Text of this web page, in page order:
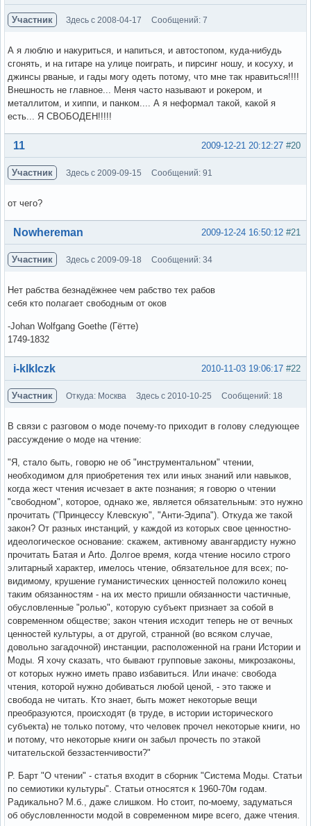
Участник Здесь с 2008-04-17 Сообщений: 7
А я люблю и накуриться, и напиться, и автостопом, куда-нибудь
сгонять, и на гитаре на улице поиграть, и пирсинг ношу, и косуху, и
джинсы рваные, и гады могу одеть потому, что мне так нравиться!!!!
Внешность не главное... Меня часто называют и рокером, и
металлитом, и хиппи, и панком.... А я неформал такой, какой я
есть... Я СВОБОДЕН!!!!!
Вне форума #20
2009-12-21 20:12:27
11
Участник Здесь с 2009-09-15 Сообщений: 91
от чего?
Вне форума #21
2009-12-24 16:50:12
Nowhereman
Участник Здесь с 2009-09-18 Сообщений: 34
Нет рабства безнадёжнее чем рабство тех рабов
себя кто полагает свободным от оков
-Johan Wolfgang Goethe (Гётте)
1749-1832
Вне форума #22
2010-11-03 19:06:17
i-klklczk
Участник Откуда: Москва Здесь с 2010-10-25 Сообщений: 18
В связи с разговом о моде почему-то приходит в голову следующее
рассуждение о моде на чтение:
"Я, стало быть, говорю не об "инструментальном" чтении,
необходимом для приобретения тех или иных знаний или навыков,
когда жест чтения исчезает в акте познания; я говорю о чтении
"свободном", которое, однако же, является обязательным: это нужно
прочитать ("Принцессу Клевскую", "Анти-Эдипа"). Откуда же такой
закон? От разных инстанций, у каждой из которых свое ценностно-
идеологическое основание: скажем, активному авангардисту нужно
прочитать Батая и Arto. Долгое время, когда чтение носило строго
элитарный характер, имелось чтение, обязательное для всех; по-
видимому, крушение гуманистических ценностей положило конец
таким обязанностям - на их место пришли обязанности частичные,
обусловленные "ролью", которую субъект признает за собой в
современном обществе; закон чтения исходит теперь не от вечных
ценностей культуры, а от другой, странной (во всяком случае,
довольно загадочной) инстанции, расположенной на грани Истории и
Моды. Я хочу сказать, что бывают групповые законы, микрозаконы,
от которых нужно иметь право избавиться. Или иначе: свобода
чтения, которой нужно добиваться любой ценой, - это также и
свобода не читать. Кто знает, быть может некоторые вещи
преобразуются, происходят (в труде, в истории исторического
субъекта) не только потому, что человек прочел некоторые книги, но
и потому, что некоторые книги он забыл прочесть по этакой
читательской беззастенчивости?"
Р. Барт "О чтении" - статья входит в сборник "Система Моды. Статьи
по семиотики культуры". Статьи относятся к 1960-70м годам.
Радикально? М.б., даже слишком. Но стоит, по-моему, задуматься
об обусловленности модой в современном мире всего, даже чтения.